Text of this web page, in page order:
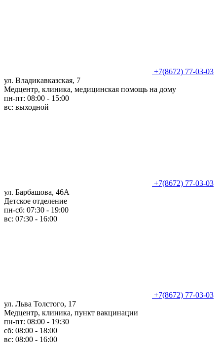
+7(8672) 77-03-03
ул. Владикавказская, 7
Медцентр, клиника, медицинская помощь на дому
пн-пт: 08:00 - 15:00
вс: выходной
+7(8672) 77-03-03
ул. Барбашова, 46А
Детское отделение
пн-сб: 07:30 - 19:00
вс: 07:30 - 16:00
+7(8672) 77-03-03
ул. Льва Толстого, 17
Медцентр, клиника, пункт вакцинации
пн-пт: 08:00 - 19:30
сб: 08:00 - 18:00
вс: 08:00 - 16:00